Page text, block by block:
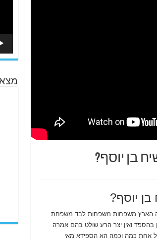
בן יוסף?
יוסף?
הארץ משפחות משפחות לבד משפחת
בהספד ואין יצר הרע שולט בהם אמרה
אחת כמה וכמה הא הספידא מאי
מצא